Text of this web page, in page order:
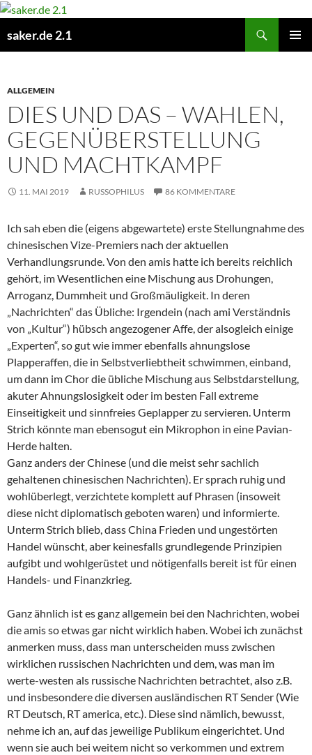
Zum
springen
saker.de 2.1
ALLGEMEIN
DIES UND DAS – WAHLEN,
GEGENÜBERSTELLUNG
UND MACHTKAMPF
11. MAI 2019 RUSSOPHILUS 86 KOMMENTARE
Ich sah eben die (eigens abgewartete) erste Stellungnahme des
chinesischen Vize-Premiers nach der aktuellen
Verhandlungsrunde. Von den amis hatte ich bereits reichlich
gehört, im Wesentlichen eine Mischung aus Drohungen,
Arroganz, Dummheit und Großmäuligkeit. In deren
„Nachrichten“ das Übliche: Irgendein (nach ami Verständnis
von „Kultur“) hübsch angezogener Affe, der alsogleich einige
„Experten“, so gut wie immer ebenfalls ahnungslose
Plapperaffen, die in Selbstverliebtheit schwimmen, einband,
um dann im Chor die übliche Mischung aus Selbstdarstellung,
akuter Ahnungslosigkeit oder im besten Fall extreme
Einseitigkeit und sinnfreies Geplapper zu servieren. Unterm
Strich könnte man ebensogut ein Mikrophon in eine Pavian-
Herde halten.
Ganz anders der Chinese (und die meist sehr sachlich
gehaltenen chinesischen Nachrichten). Er sprach ruhig und
wohlüberlegt, verzichtete komplett auf Phrasen (insoweit
diese nicht diplomatisch geboten waren) und informierte.
Unterm Strich blieb, dass China Frieden und ungestörten
Handel wünscht, aber keinesfalls grundlegende Prinzipien
aufgibt und wohlgerüstet und nötigenfalls bereit ist für einen
Handels- und Finanzkrieg.
Ganz ähnlich ist es ganz allgemein bei den Nachrichten, wobei
die amis so etwas gar nicht wirklich haben. Wobei ich zunächst
anmerken muss, dass man unterscheiden muss zwischen
wirklichen russischen Nachrichten und dem, was man im
werte-westen als russische Nachrichten betrachtet, also z.B.
und insbesondere die diversen ausländischen RT Sender (Wie
RT Deutsch, RT america, etc.). Diese sind nämlich, bewusst,
nehme ich an, auf das jeweilige Publikum eingerichtet. Und
wenn sie auch bei weitem nicht so verkommen und extrem